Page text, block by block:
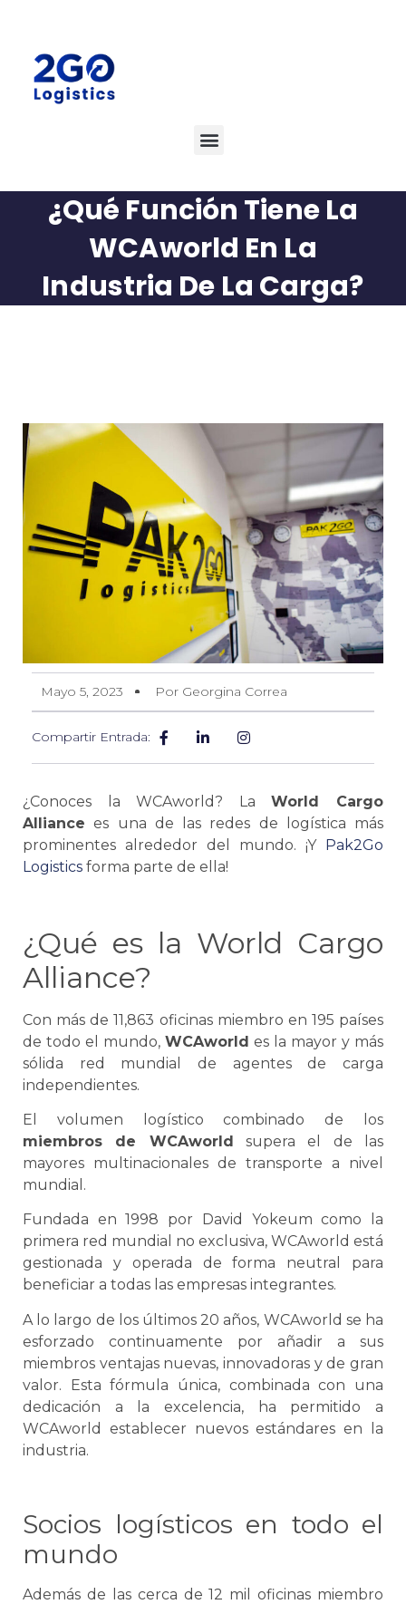
¿Qué Función Tiene La
WCAworld En La
Industria De La Carga?
Mayo 5, 2023 Por Georgina Correa
Compartir Entrada:
¿Conoces la WCAworld? LaWorld Cargo
Alliance es una de las redes de logística más
prominentes alrededor del mundo. ¡Y Pak2Go
Logistics forma parte de ella!
¿Qué es la World Cargo
Alliance?
Con más de 11,863 oficinas miembro en 195 países
de todo el mundo, WCAworld es la mayor y más
sólida red mundial de agentes de carga
independientes.
El volumen logístico combinado de los
miembros de WCAworld supera el de las
mayores multinacionales de transporte a nivel
mundial.
Fundada en 1998 por David Yokeum como la
primera red mundial no exclusiva, WCAworld está
gestionada y operada de forma neutral para
beneficiar a todas las empresas integrantes.
A lo largo de los últimos 20 años, WCAworld se ha
esforzado continuamente por añadir a sus
miembros ventajas nuevas, innovadoras y de gran
valor. Esta fórmula única, combinada con una
dedicación a la excelencia, ha permitido a
WCAworld establecer nuevos estándares en la
industria.
Socios logísticos en todo el
mundo
Además de las cerca de 12 mil oficinas miembro